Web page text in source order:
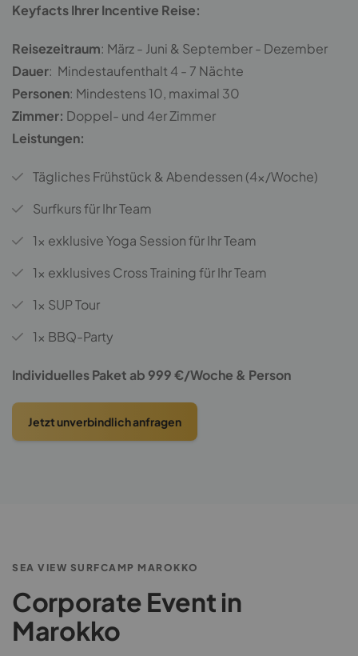
Keyfacts Ihrer Incentive Reise:
Reisezeitraum: März - Juni & September - Dezember
Dauer: Mindestaufenthalt 4 - 7 Nächte
Personen: Mindestens 10, maximal 30
Zimmer: Doppel- und 4er Zimmer
Leistungen:
Tägliches Frühstück & Abendessen (4x/Woche)
Surfkurs für Ihr Team
1x exklusive Yoga Session für Ihr Team
1x exklusives Cross Training für Ihr Team
1x SUP Tour
1x BBQ-Party
Individuelles Paket ab 999 €/Woche & Person
Jetzt unverbindlich anfragen
SEA VIEW SURFCAMP MAROKKO
Corporate Event in
Marokko